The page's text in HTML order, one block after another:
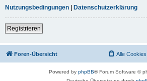
Nutzungsbedingungen | Datenschutzerklärung
Registrieren
Foren-Übersicht Alle
Powered by phpBB® Forum Software ©